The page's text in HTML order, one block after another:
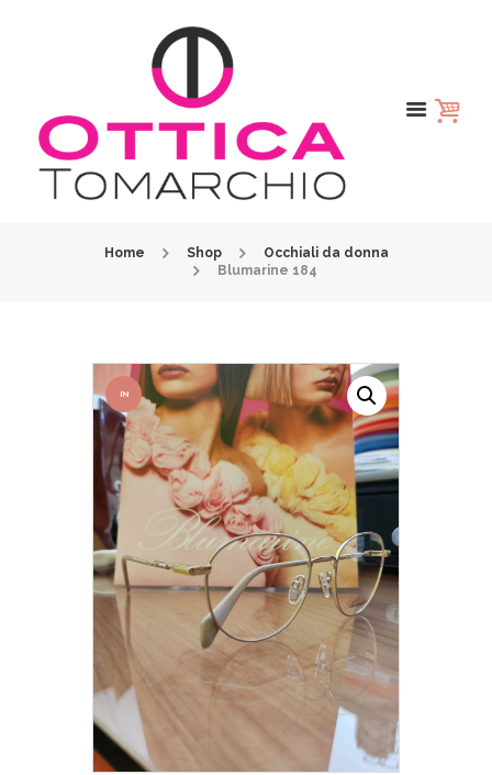
Home Shop
Occhiali da donna
Blumarine 184
IN
OFFER
TA!